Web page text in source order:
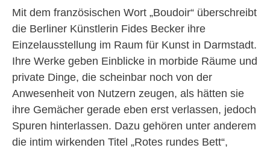
Mit dem französischen Wort „Boudoir“ überschreibt
die Berliner Künstlerin Fides Becker ihre
Einzelausstellung im Raum für Kunst in Darmstadt.
Ihre Werke geben Einblicke in morbide Räume und
private Dinge, die scheinbar noch von der
Anwesenheit von Nutzern zeugen, als hätten sie
ihre Gemächer gerade eben erst verlassen, jedoch
Spuren hinterlassen. Dazu gehören unter anderem
die intim wirkenden Titel „Rotes rundes Bett“,